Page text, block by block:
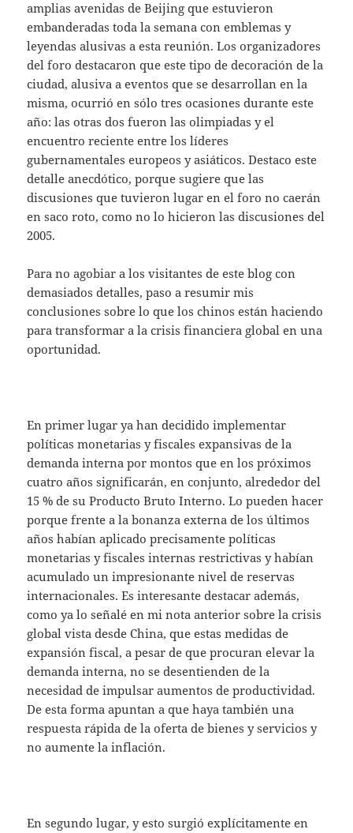
amplias avenidas de Beijing que estuvieron
embanderadas toda la semana con emblemas y
leyendas alusivas a esta reunión. Los organizadores
del foro destacaron que este tipo de decoración de la
ciudad, alusiva a eventos que se desarrollan en la
misma, ocurrió en sólo tres ocasiones durante este
año: las otras dos fueron las olimpiadas y el
encuentro reciente entre los líderes
gubernamentales europeos y asiáticos. Destaco este
detalle anecdótico, porque sugiere que las
discusiones que tuvieron lugar en el foro no caerán
en saco roto, como no lo hicieron las discusiones del
2005.
Para no agobiar a los visitantes de este blog con
demasiados detalles, paso a resumir mis
conclusiones sobre lo que los chinos están haciendo
para transformar a la crisis financiera global en una
oportunidad.
En primer lugar ya han decidido implementar
políticas monetarias y fiscales expansivas de la
demanda interna por montos que en los próximos
cuatro años significarán, en conjunto, alrededor del
15 % de su Producto Bruto Interno. Lo pueden hacer
porque frente a la bonanza externa de los últimos
años habían aplicado precisamente políticas
monetarias y fiscales internas restrictivas y habían
acumulado un impresionante nivel de reservas
internacionales. Es interesante destacar además,
como ya lo señalé en mi nota anterior sobre la crisis
global vista desde China, que estas medidas de
expansión fiscal, a pesar de que procuran elevar la
demanda interna, no se desentienden de la
necesidad de impulsar aumentos de productividad.
De esta forma apuntan a que haya también una
respuesta rápida de la oferta de bienes y servicios y
no aumente la inflación.
En segundo lugar, y esto surgió explícitamente en